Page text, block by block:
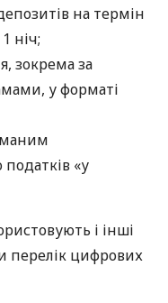
на термін
ніч;
зокрема за
у форматі
«у
і інші
перелік цифрових